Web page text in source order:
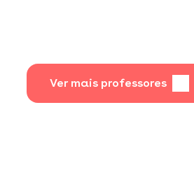
Ver mais professores